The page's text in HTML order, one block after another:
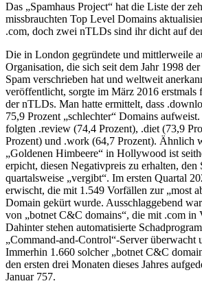
Das „Spamhaus Project“ hat die Liste der
missbrauchten Top Level Domains
.com, doch zwei nTLDs sind ihr dicht auf
Die in London gegründete und mittlerweile
Organisation, die sich seit dem Jahr 1998
Spam verschrieben hat und weltweit
veröffentlicht, sorgte im März 2016
der nTLDs. Man hatte ermittelt, dass
75,9 Prozent „schlechter“ Domains
folgten .review (74,4 Prozent), .diet (73,9
Prozent) und .work (64,7 Prozent). Ähnlich
„Goldenen Himbeere“ in Hollywood ist
erpicht, diesen Negativpreis zu erhalten, den
quartalsweise „vergibt“. Im ersten Quartal
erwischt, die mit 1.549 Vorfällen zur „most
Domain gekürt wurde. Ausschlaggebend
von „botnet C&C domains“, die mit .com in
Dahinter stehen automatisierte
„Command-and-Control“-Server überwacht
Immerhin 1.660 solcher „botnet C&C
den ersten drei Monaten dieses Jahres
Januar 757.